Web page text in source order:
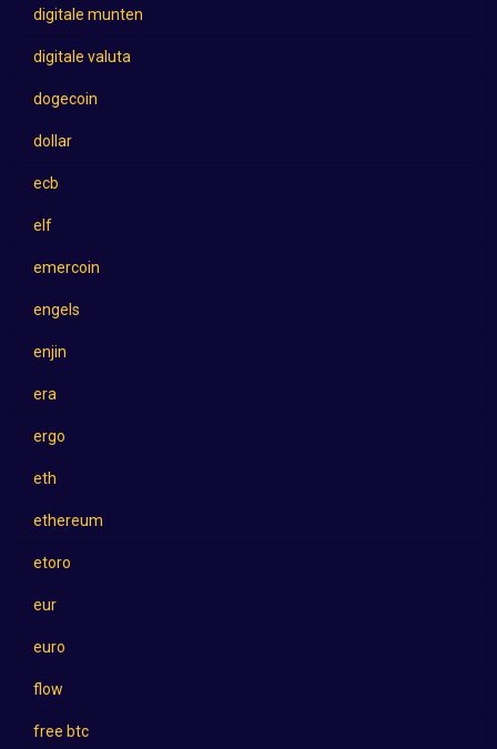
digitale munten
digitale valuta
dogecoin
dollar
ecb
elf
emercoin
engels
enjin
era
ergo
eth
ethereum
etoro
eur
euro
flow
free btc